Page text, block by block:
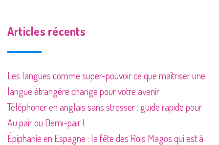
Articles récents
Les langues comme super-pouvoir ce que maîtriser une
langue étrangère change pour votre avenir
Téléphoner en anglais sans stresser : guide rapide pour
Au pair ou Demi-pair !
Épiphanie en Espagne : la fête des Rois Magos qui est à